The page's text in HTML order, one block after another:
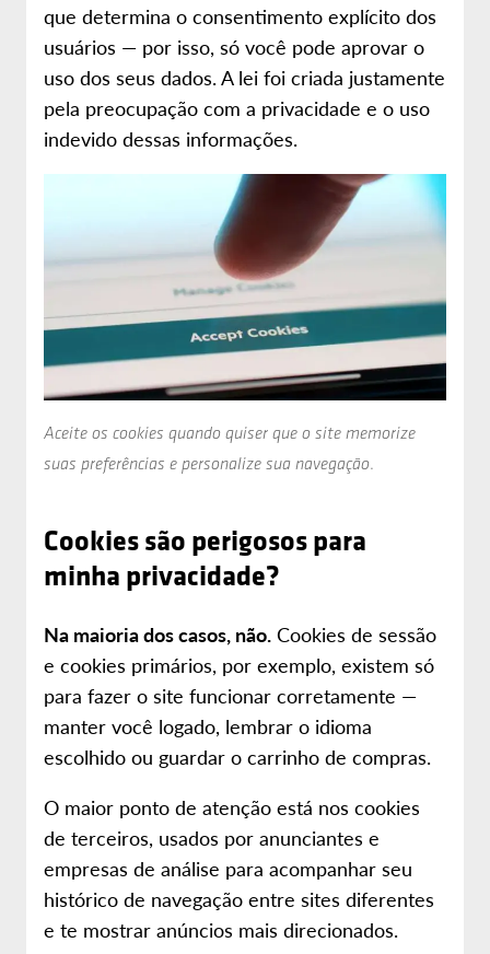
que determina o consentimento explícito dos
usuários — por isso, só você pode aprovar o
uso dos seus dados. A lei foi criada justamente
pela preocupação com a privacidade e o uso
indevido dessas informações.
Aceite os cookies quando quiser que o site memorize
suas preferências e personalize sua navegação.
Cookies são perigosos para
minha privacidade?
Na maioria dos casos, não. Cookies de sessão
e cookies primários, por exemplo, existem só
para fazer o site funcionar corretamente —
manter você logado, lembrar o idioma
escolhido ou guardar o carrinho de compras.
O maior ponto de atenção está nos cookies
de terceiros, usados por anunciantes e
empresas de análise para acompanhar seu
histórico de navegação entre sites diferentes
e te mostrar anúncios mais direcionados.